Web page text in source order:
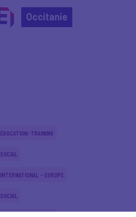
Occitanie
EDUCATION-TRAINING
SOCIAL
INTERNATIONAL - EUROPE
SOCIAL